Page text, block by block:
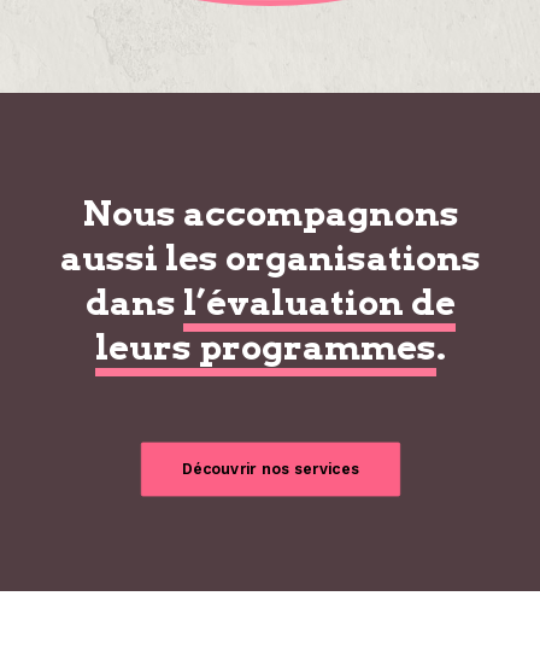
Nous accompagnons
aussi les organisations
dans l’évaluation de
leurs programmes.
Découvrir nos services